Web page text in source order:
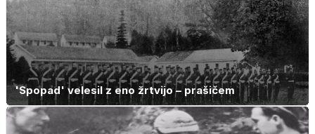
'Spopad' velesil z eno žrtvijo – prašičem